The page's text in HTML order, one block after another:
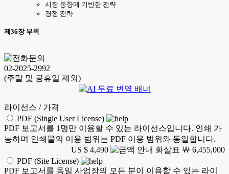
시장 동향에 기반한 전략
경쟁 전략
제36장 부록
02-2025-2992
(주말 및 공휴일 제외)
라이선스 / 가격
PDF (Single User License)
PDF 보고서를 1명만 이용할 수 있는 라이선스입니다. 인쇄 가
능하며 인쇄물의 이용 범위는 PDF 이용 범위와 동일합니다.
US $ 4,490
￦ 6,455,000
PDF (Site License)
PDF 보고서를 동일 사업장의 모든 분이 이용할 수 있는 라이